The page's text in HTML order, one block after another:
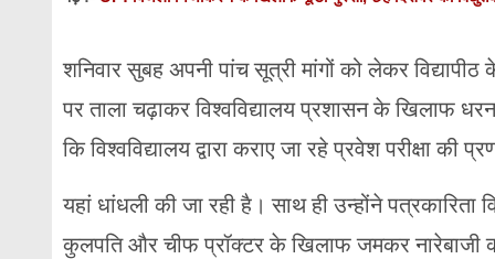
शनिवार सुबह अपनी पांच सूत्री मांगों को लेकर
पर ताला चढ़ाकर विश्वविद्यालय प्रशासन के खिलाफ
कि विश्वविद्यालय द्वारा कराए जा रहे प्रवेश परीक्षा
यहां धांधली की जा रही है। साथ ही उन्होंने
कुलपति और चीफ प्रॉक्टर के खिलाफ जमकर नारेबाजी